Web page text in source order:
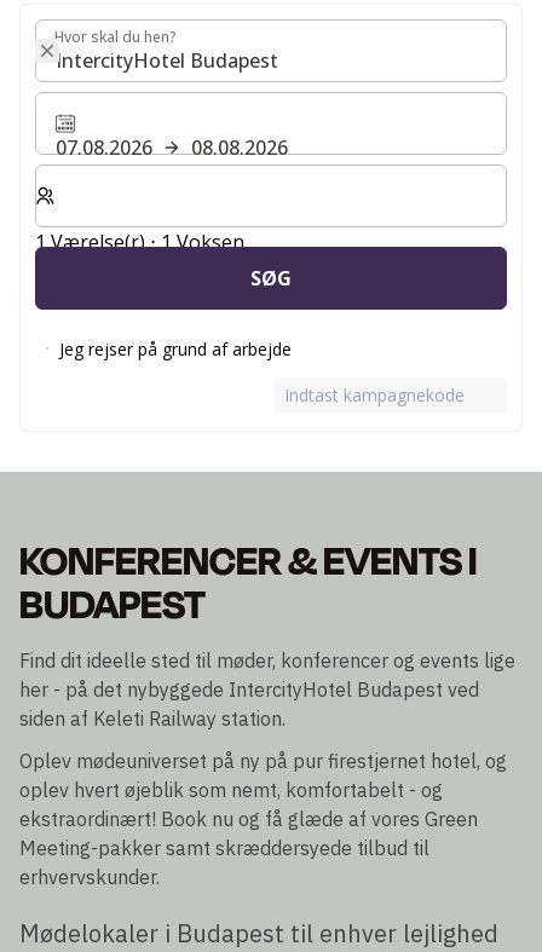
Hvor skal du hen?
Hvor skal du hen?
07.08.2026
08.08.2026
Vælg antal værelser og gæster til dit ophold
1 Værelse(r) ⋅ 1 Voksen
SØG
Jeg rejser på grund af arbejde
Indtast kampagnekode
KONFERENCER & EVENTS I
BUDAPEST
Find dit ideelle sted til møder, konferencer og events lige
her - på det nybyggede IntercityHotel Budapest ved
siden af Keleti Railway station.
Oplev mødeuniverset på ny på pur firestjernet hotel, og
oplev hvert øjeblik som nemt, komfortabelt - og
ekstraordinært! Book nu og få glæde af vores Green
Meeting-pakker samt skræddersyede tilbud til
erhvervskunder.
Mødelokaler i Budapest til enhver lejlighed